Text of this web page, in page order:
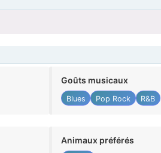
Goûts musicaux
Blues Pop Rock R&B
Animaux préférés